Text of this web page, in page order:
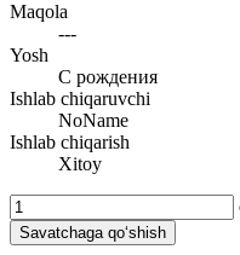
Maqola
---
Yosh
С рождения
Ishlab chiqaruvchi
NoName
Ishlab chiqarish
Xitoy
Savatchaga qo‘shish